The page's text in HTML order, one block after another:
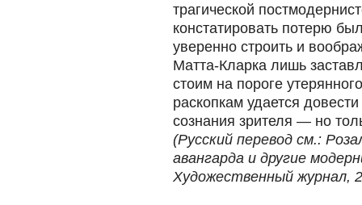
трагической
констатировать потерю
уверенно строить и
Матта-Кларка лишь
стоим на пороге
раскопкам удается
сознания зрителя — но
(Русский перевод см.:
авангарда и другие
Художественный журнал,